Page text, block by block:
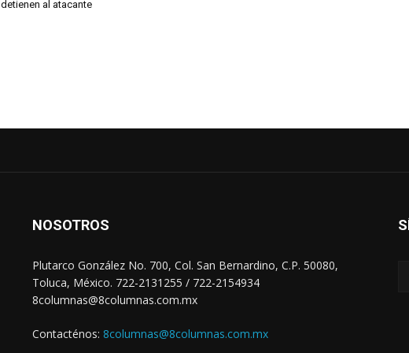
detienen al atacante
NOSOTROS
Plutarco González No. 700, Col. San Bernardino, C.P. 50080,
Toluca, México. 722-2131255 / 722-2154934
8columnas@8columnas.com.mx
Contacténos: 8columnas@8columnas.com.mx